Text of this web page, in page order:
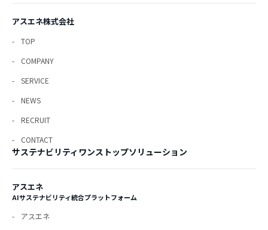
アスエネ株式会社
TOP
COMPANY
SERVICE
NEWS
RECRUIT
CONTACT
サステナビリティワンストップソリューション
アスエネ
AIサステナビリティ統合プラットフォーム
アスエネ